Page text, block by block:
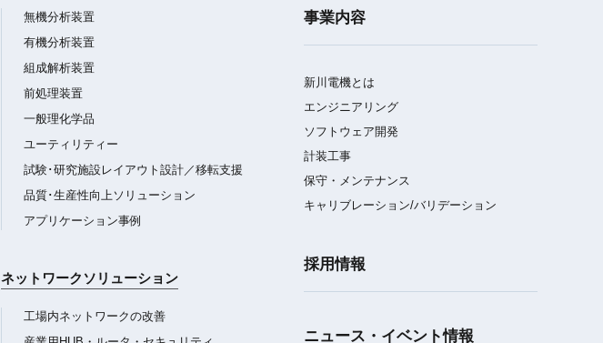
無機分析装置
有機分析装置
組成解析装置
前処理装置
一般理化学品
ユーティリティー
試験･研究施設レイアウト設計／移転支援
品質･生産性向上ソリューション
アプリケーション事例
ネットワークソリューション
工場内ネットワークの改善
事業内容
新川電機とは
エンジニアリング
ソフトウェア開発
計装工事
保守・メンテナンス
キャリブレーション/バリデーション
採用情報
ニュース・イベント情報